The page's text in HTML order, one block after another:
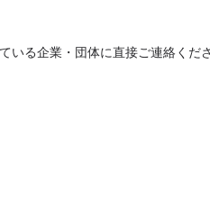
る企業・団体に直接ご連絡くださ